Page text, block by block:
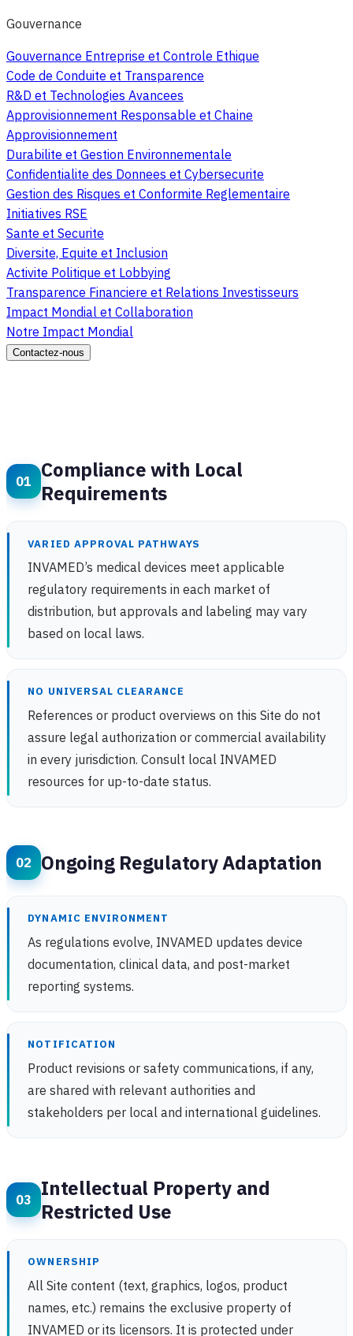
Gouvernance
Gouvernance Entreprise et Controle Ethique
Code de Conduite et Transparence
R&D et Technologies Avancees
Approvisionnement Responsable et Chaine
Approvisionnement
Durabilite et Gestion Environnementale
Confidentialite des Donnees et Cybersecurite
Gestion des Risques et Conformite Reglementaire
Initiatives RSE
Sante et Securite
Diversite, Equite et Inclusion
Activite Politique et Lobbying
Transparence Financiere et Relations Investisseurs
Impact Mondial et Collaboration
Notre Impact Mondial
Contactez-nous
Compliance with Local
Requirements
VARIED APPROVAL PATHWAYS
INVAMED’s medical devices meet applicable
regulatory requirements in each market of
distribution, but approvals and labeling may vary
based on local laws.
NO UNIVERSAL CLEARANCE
References or product overviews on this Site do not
assure legal authorization or commercial availability
in every jurisdiction. Consult local INVAMED
resources for up-to-date status.
Ongoing Regulatory Adaptation
DYNAMIC ENVIRONMENT
As regulations evolve, INVAMED updates device
documentation, clinical data, and post-market
reporting systems.
NOTIFICATION
Product revisions or safety communications, if any,
are shared with relevant authorities and
stakeholders per local and international guidelines.
Intellectual Property and
Restricted Use
OWNERSHIP
All Site content (text, graphics, logos, product
names, etc.) remains the exclusive property of
INVAMED or its licensors. It is protected under